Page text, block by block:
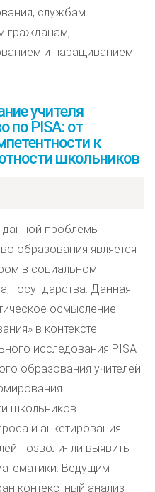
службам
гражданам,
и наращиванием
учителя
по PISA: от
к
школьников
данной проблемы
образования является
в социальном
госу- дарства. Данная
осмысление
в контексте
исследования PISA
образования учителей
школьников.
и анкетирования
позволи- ли выявить
Ведущим
контекстный анализ